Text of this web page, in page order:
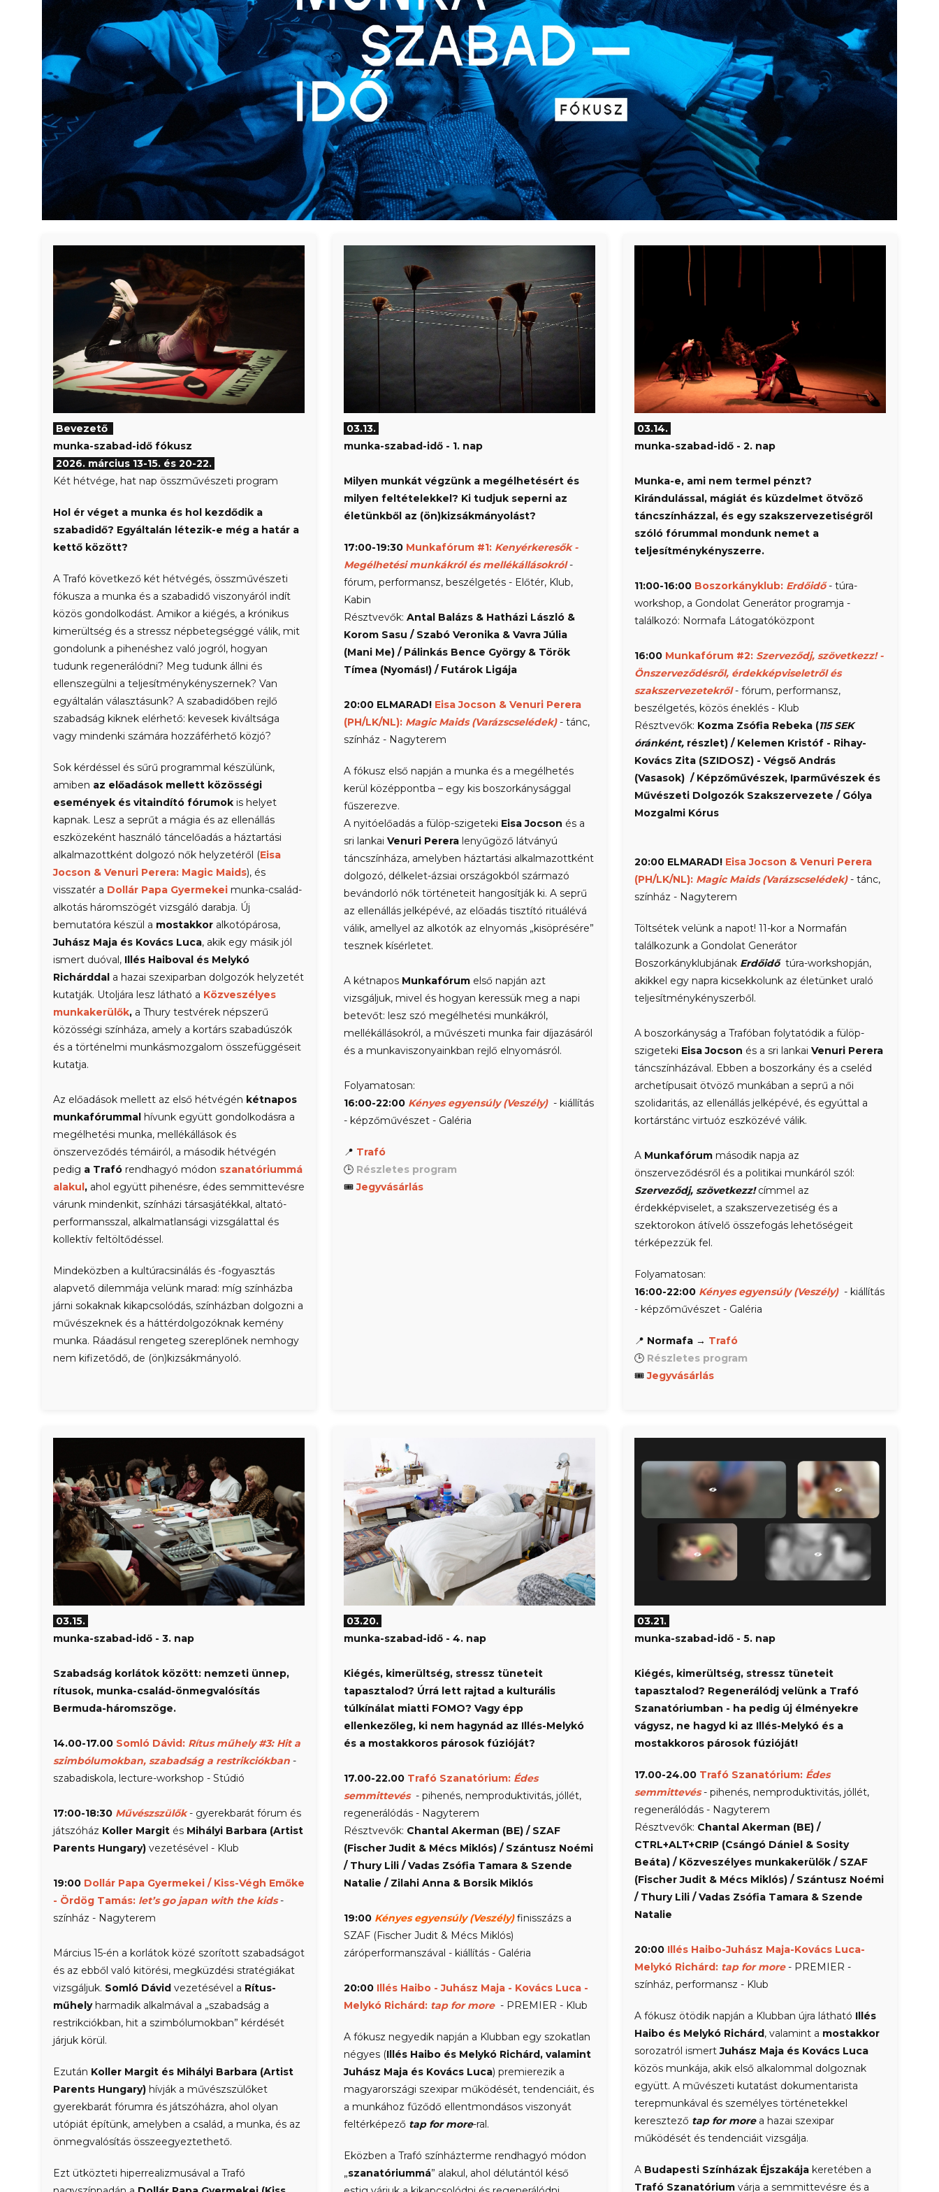
Bevezető
munka-szabad-idő fókusz
2026. március 13-15. és 20-22.
Két hétvége, hat nap összművészeti program
Hol ér véget a munka és hol kezdődik a
szabadidő? Egyáltalán létezik-e még a határ a
kettő között?
A Trafó következő két hétvégés, összművészeti
fókusza a munka és a szabadidő viszonyáról indít
közös gondolkodást. Amikor a kiégés, a krónikus
kimerültség és a stressz népbetegséggé válik, mit
gondolunk a pihenéshez való jogról, hogyan
tudunk regenerálódni? Meg tudunk állni és
ellenszegülni a teljesítménykényszernek? Van
egyáltalán választásunk? A szabadidőben rejlő
szabadság kiknek elérhető: kevesek kiváltsága
vagy mindenki számára hozzáférhető közjó?
Sok kérdéssel és sűrű programmal készülünk,
amiben az előadások mellett közösségi
események és vitaindító fórumok is helyet
kapnak. Lesz a seprűt a mágia és az ellenállás
eszközeként használó táncelőadás a háztartási
alkalmazottként dolgozó nők helyzetéről (Eisa
Jocson & Venuri Perera: Magic Maids), és
visszatér a Dollár Papa Gyermekei munka-család-
alkotás háromszögét vizsgáló darabja. Új
bemutatóra készül a mostakkor alkotópárosa,
Juhász Maja és Kovács Luca, akik egy másik jól
ismert duóval, Illés Haiboval és Melykó
Richárddal a hazai szexiparban dolgozók helyzetét
kutatják. Utoljára lesz látható a Közveszélyes
munkakerülők, a Thury testvérek népszerű
közösségi színháza, amely a kortárs szabadúszók
és a történelmi munkásmozgalom összefüggéseit
kutatja.
Az előadások mellett az első hétvégén kétnapos
munkafórummal hívunk együtt gondolkodásra a
megélhetési munka, mellékállások és
önszerveződés témáiról, a második hétvégén
pedig a Trafó rendhagyó módon szanatóriummá
alakul, ahol együtt pihenésre, édes semmittevésre
várunk mindenkit, színházi társasjátékkal, altató-
performansszal, alkalmatlansági vizsgálattal és
kollektív feltöltődéssel.
Mindeközben a kultúracsinálás és -fogyasztás
alapvető dilemmája velünk marad: míg színházba
járni sokaknak kikapcsolódás, színházban dolgozni a
művészeknek és a háttérdolgozóknak kemény
munka. Ráadásul rengeteg szereplőnek nemhogy
nem kifizetődő, de (ön)kizsákmányoló.
03.13.
munka-szabad-idő - 1. nap
Milyen munkát végzünk a megélhetésért és
milyen feltételekkel? Ki tudjuk seperni az
életünkből az (ön)kizsákmányolást?
17:00-19:30 Munkafórum #1: Kenyérkeresők -
Megélhetési munkákról és mellékállásokról -
fórum, performansz, beszélgetés - Előtér, Klub,
Kabin
Résztvevők: Antal Balázs & Hatházi László &
Korom Sasu / Szabó Veronika & Vavra Júlia
(Mani Me) / Pálinkás Bence György & Török
Tímea (Nyomás!) / Futárok Ligája
20:00 ELMARAD! Eisa Jocson & Venuri Perera
(PH/LK/NL): Magic Maids (Varázscselédek) - tánc,
színház - Nagyterem
A fókusz első napján a munka és a megélhetés
kerül középpontba – egy kis boszorkánysággal
fűszerezve.
A nyitóelőadás a fülöp-szigeteki Eisa Jocson és a
sri lankai Venuri Perera lenyűgöző látványú
táncszínháza, amelyben háztartási alkalmazottként
dolgozó, délkelet-ázsiai országokból származó
bevándorló nők történeteit hangosítják ki. A seprű
az ellenállás jelképévé, az előadás tisztító rituálévá
válik, amellyel az alkotók az elnyomás „kisöprésére”
tesznek kísérletet.
A kétnapos Munkafórum első napján azt
vizsgáljuk, mivel és hogyan keressük meg a napi
betevőt: lesz szó megélhetési munkákról,
mellékállásokról, a művészeti munka fair díjazásáról
és a munkaviszonyainkban rejlő elnyomásról.
Folyamatosan:
16:00-22:00 Kényes egyensúly (Veszély) - kiállítás
- képzőművészet - Galéria
📍 Trafó
🕒 Részletes program
🎟Jegyvásárlás
03.14.
munka-szabad-idő - 2. nap
Munka-e, ami nem termel pénzt?
Kirándulással, mágiát és küzdelmet ötvöző
táncszínházzal, és egy szakszervezetiségről
szóló fórummal mondunk nemet a
teljesítménykényszerre.
11:00-16:00 Boszorkányklub: Erdőidő - túra-
workshop, a Gondolat Generátor programja -
találkozó: Normafa Látogatóközpont
16:00 Munkafórum #2: Szerveződj, szövetkezz! -
Önszerveződésről, érdekképviseletről és
szakszervezetekről - fórum, performansz,
beszélgetés, közös éneklés - Klub
Résztvevők: Kozma Zsófia Rebeka (115 SEK
óránként, részlet) / Kelemen Kristóf - Rihay-
Kovács Zita (SZIDOSZ) - Végső András
(Vasasok) / Képzőművészek, Iparművészek és
Művészeti Dolgozók Szakszervezete / Gólya
Mozgalmi Kórus
20:00 ELMARAD! Eisa Jocson & Venuri Perera
(PH/LK/NL): Magic Maids (Varázscselédek) - tánc,
színház - Nagyterem
Töltsétek velünk a napot! 11-kor a Normafán
találkozunk a Gondolat Generátor
Boszorkányklubjának Erdőidő túra-workshopján,
akikkel egy napra kicsekkolunk az életünket uraló
teljesítménykényszerből.
A boszorkányság a Trafóban folytatódik a fülöp-
szigeteki Eisa Jocson és a sri lankai Venuri Perera
táncszínházával. Ebben a boszorkány és a cseléd
archetípusait ötvöző munkában a seprű a női
szolidaritás, az ellenállás jelképévé, és egyúttal a
kortárstánc virtuóz eszközévé válik.
A Munkafórum második napja az
önszerveződésről és a politikai munkáról szól:
Szerveződj, szövetkezz!címmel az
érdekképviselet, a szakszervezetiség és a
szektorokon átívelő összefogás lehetőségeit
térképezzük fel.
Folyamatosan:
16:00-22:00 Kényes egyensúly (Veszély) - kiállítás
- képzőművészet - Galéria
📍 Normafa → Trafó
🕒 Részletes program
🎟Jegyvásárlás
03.15.
munka-szabad-idő - 3. nap
Szabadság korlátok között: nemzeti ünnep,
rítusok, munka-család-önmegvalósítás
Bermuda-háromszöge.
14.00-17.00 Somló Dávid: Rítus műhely #3: Hit a
szimbólumokban, szabadság a restrikciókban -
szabadiskola, lecture-workshop - Stúdió
17:00-18:30 Művészszülők- gyerekbarát fórum és
játszóház Koller Margit és Mihályi Barbara (Artist
Parents Hungary) vezetésével - Klub
19:00 Dollár Papa Gyermekei / Kiss-Végh Emőke
- Ördög Tamás: let’s go japan with the kids -
színház - Nagyterem
Március 15-én a korlátok közé szorított szabadságot
és az ebből való kitörési, megküzdési stratégiákat
vizsgáljuk. Somló Dávid vezetésével a Rítus-
műhelyharmadik alkalmával a „szabadság a
restrikciókban, hit a szimbólumokban” kérdését
járjuk körül.
Ezután Koller Margit és Mihályi Barbara (Artist
Parents Hungary) hívják a művészszülőket
gyerekbarát fórumra és játszóházra, ahol olyan
utópiát építünk, amelyben a család, a munka, és az
önmegvalósítás összeegyeztethető.
Ezt ütközteti hiperrealizmusával a Trafó
03.20.
munka-szabad-idő - 4. nap
Kiégés, kimerültség, stressz tüneteit
tapasztalod? Úrrá lett rajtad a kulturális
túlkínálat miatti FOMO? Vagy épp
ellenkezőleg, ki nem hagynád az Illés-Melykó
és a mostakkoros párosok fúzióját?
17.00-22.00 Trafó Szanatórium: Édes
semmittevés - pihenés, nemproduktivitás, jóllét,
regenerálódás - Nagyterem
Résztvevők: Chantal Akerman (BE) / SZAF
(Fischer Judit & Mécs Miklós) / Szántusz Noémi
/ Thury Lili / Vadas Zsófia Tamara & Szende
Natalie / Zilahi Anna & Borsik Miklós
19:00 Kényes egyensúly (Veszély) finisszázs a
SZAF (Fischer Judit & Mécs Miklós)
záróperformanszával - kiállítás - Galéria
20:00 Illés Haibo - Juhász Maja - Kovács Luca -
Melykó Richárd: tap for more - PREMIER - Klub
A fókusz negyedik napján a Klubban egy szokatlan
négyes (Illés Haibo és Melykó Richárd, valamint
Juhász Maja és Kovács Luca) premierezik a
magyarországi szexipar működését, tendenciáit, és
a munkához fűződő ellentmondásos viszonyát
feltérképező tap for more-ral.
Eközben a Trafó színházterme rendhagyó módon
„szanatóriummá” alakul, ahol délutántól késő
03.21.
munka-szabad-idő - 5. nap
Kiégés, kimerültség, stressz tüneteit
tapasztalod? Regenerálódj velünk a Trafó
Szanatóriumban - ha pedig új élményekre
vágysz, ne hagyd ki az Illés-Melykó és a
mostakkoros párosok fúzióját!
17.00-24.00 Trafó Szanatórium: Édes
semmittevés - pihenés, nemproduktivitás, jóllét,
regenerálódás - Nagyterem
Résztvevők: Chantal Akerman (BE) /
CTRL+ALT+CRIP (Csángó Dániel & Sosity
Beáta) / Közveszélyes munkakerülők / SZAF
(Fischer Judit & Mécs Miklós) / Szántusz Noémi
/ Thury Lili / Vadas Zsófia Tamara & Szende
Natalie
20:00 Illés Haibo-Juhász Maja-Kovács Luca-
Melykó Richárd: tap for more- PREMIER -
színház, performansz - Klub
A fókusz ötödik napján a Klubban újra látható Illés
Haibo és Melykó Richárd, valamint a mostakkor
sorozatról ismertJuhász Maja és Kovács Luca
közös munkája, akik első alkalommal dolgoznak
együtt. A művészeti kutatást dokumentarista
terepmunkával és személyes történetekkel
keresztező tap for more a hazai szexipar
működését és tendenciáit vizsgálja.
A Budapesti Színházak Éjszakája keretében a
Trafó Szanatórium várja a semmittevésre és a